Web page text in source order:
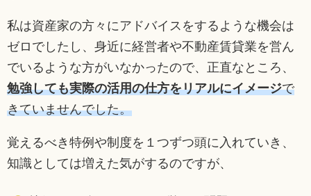
私は資産家の方々にアドバイスをするような機会は
ゼロでしたし、身近に経営者や不動産賃貸業を営ん
でいるような方がいなかったので、正直なところ、
勉強しても実際の活用の仕方をリアルにイメージで
きていませんでした。
覚えるべき特例や制度を１つずつ頭に入れていき、
知識としては増えた気がするのですが、